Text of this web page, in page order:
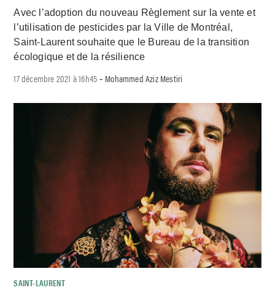
Avec l’adoption du nouveau Règlement sur la vente et
l’utilisation de pesticides par la Ville de Montréal,
Saint-Laurent souhaite que le Bureau de la transition
écologique et de la résilience
17 décembre 2021 à 16h45 - Mohammed Aziz Mestiri
SAINT-LAURENT